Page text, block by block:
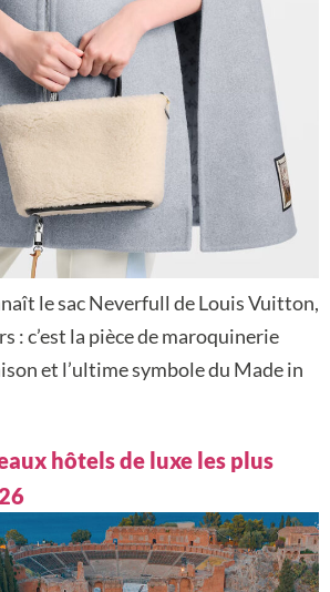
le sac Neverfull de Louis Vuitton,
: c’est la pièce de maroquinerie
et l’ultime symbole du Made in
hôtels de luxe les plus